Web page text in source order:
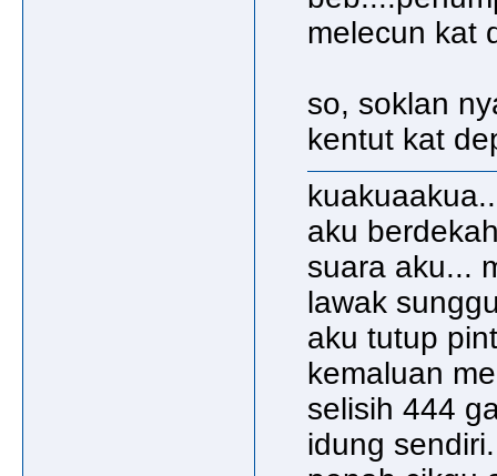
melecun kat
so, soklan
kentut kat
aku
suara aku...
lawak
aku tutup
kemaluan
selisih 444
idung